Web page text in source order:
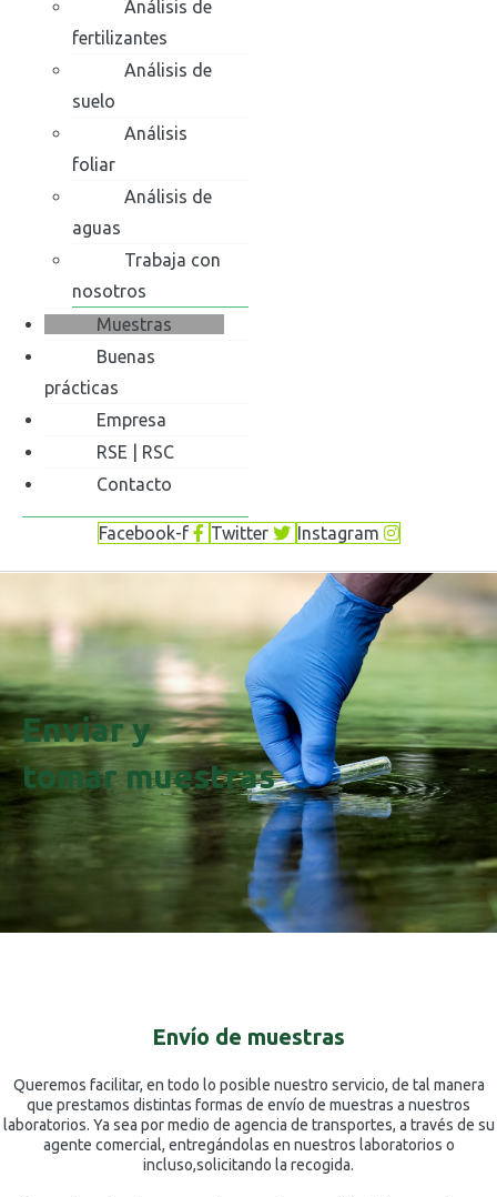
Análisis de
fertilizantes
Análisis de
suelo
Análisis
foliar
Análisis de
aguas
Trabaja con
nosotros
Muestras
Buenas
prácticas
Empresa
RSE | RSC
Contacto
Facebook-f Twitter Instagram
Enviar y
tomar muestras
Envío de muestras
Queremos facilitar, en todo lo posible nuestro servicio, de tal manera
que prestamos distintas formas de envío de muestras a nuestros
laboratorios. Ya sea por medio de agencia de transportes, a través de su
agente comercial, entregándolas en nuestros laboratorios o
incluso,solicitando la recogida.